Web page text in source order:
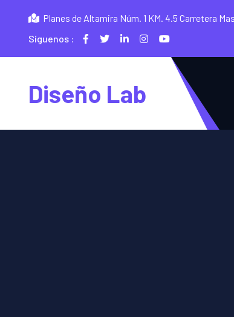
Planes de Altamira Núm. 1 KM. 4.5 Carretera
Síguenos :
Diseño Lab